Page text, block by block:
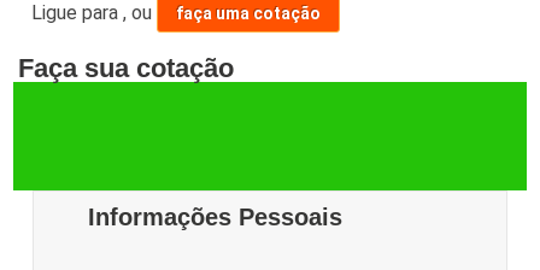
Ligue para,ou faça uma cotação
Faça sua cotação
Informações Pessoais